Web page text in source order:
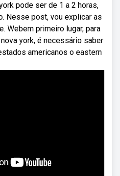
pode ser de 1 a 2 horas,
Nesse post, vou explicar as
Webem primeiro lugar, para
york, é necessário saber
americanos o eastern